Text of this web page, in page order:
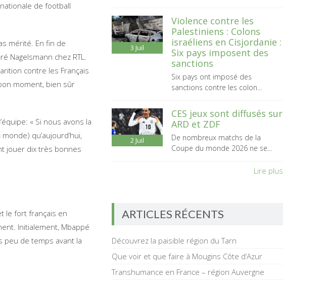
de football
mérité. En fin de
Nagelsmann chez RTL.
contre les Français
moment, bien sûr
« Si nous avons la
qu’aujourd’hui,
jouer dix très bonnes
le fort français en
Initialement, Mbappé
peu de temps avant la
3 Juil
Violence contre les
Palestiniens : Colons
israéliens en Cisjordanie :
Six pays imposent des
sanctions
Six pays ont imposé des
sanctions contre les colon...
2 Juil
CES jeux sont diffusés sur
ARD et ZDF
De nombreux matchs de la
Coupe du monde 2026 ne se...
Lire plus
ARTICLES RÉCENTS
Découvrez la paisible région du Tarn
Que voir et que faire à Mougins Côte d’Azur
Transhumance en France – région Auvergne